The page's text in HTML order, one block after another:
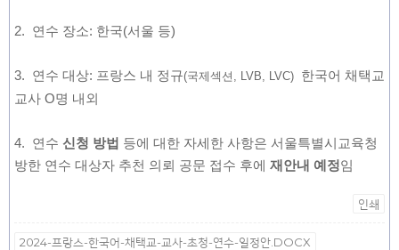
2. 연수 장소: 한국(서울 등)
3. 연수 대상: 프랑스 내 정규(국제섹션, LVB, LVC) 한국어 채택교
교사 O명 내외
4. 연수 신청 방법 등에 대한 자세한 사항은 서울특별시교육청
방한 연수 대상자 추천 의뢰 공문 접수 후에 재안내 예정임
인쇄
2024-프랑스-한국어-채택교-교사-초청-연수-일정안.DOCX